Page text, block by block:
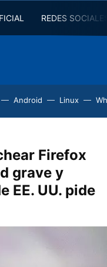
REDES
Android Linux
Firefox
grave y
EE. UU. pide